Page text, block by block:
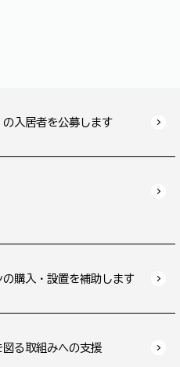
入居者を公募します
購入・設置を補助します
る取組みへの支援